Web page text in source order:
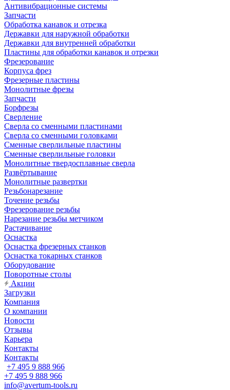
Антивибрационные системы
Запчасти
Обработка канавок и отрезка
Державки для наружной обработки
Державки для внутренней обработки
Пластины для обработки канавок и отрезки
Фрезерование
Корпуса фрез
Фрезерные пластины
Монолитные фрезы
Запчасти
Борфрезы
Сверление
Сверла со сменными пластинами
Сверла со сменными головками
Сменные сверлильные пластины
Сменные сверлильные головки
Монолитные твердосплавные сверла
Развёртывание
Монолитные развертки
Резьбонарезание
Точение резьбы
Фрезерование резьбы
Нарезание резьбы метчиком
Растачивание
Оснастка
Оснастка фрезерных станков
Оснастка токарных станков
Оборудование
Поворотные столы
Акции
Загрузки
Компания
О компании
Новости
Отзывы
Карьера
Контакты
Контакты
+7 495 9 888 966
+7 495 9 888 966
info@avertum-tools.ru